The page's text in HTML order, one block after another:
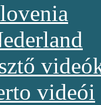
videói